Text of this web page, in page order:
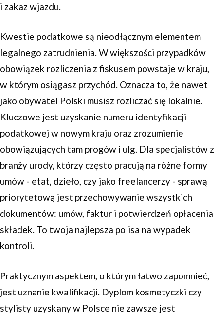
i zakaz wjazdu.
Kwestie podatkowe są nieodłącznym elementem
legalnego zatrudnienia. W większości przypadków
obowiązek rozliczenia z fiskusem powstaje w kraju,
w którym osiągasz przychód. Oznacza to, że nawet
jako obywatel Polski musisz rozliczać się lokalnie.
Kluczowe jest uzyskanie numeru identyfikacji
podatkowej w nowym kraju oraz zrozumienie
obowiązujących tam progów i ulg. Dla specjalistów z
branży urody, którzy często pracują na różne formy
umów - etat, dzieło, czy jako freelancerzy - sprawą
priorytetową jest przechowywanie wszystkich
dokumentów: umów, faktur i potwierdzeń opłacenia
składek. To twoja najlepsza polisa na wypadek
kontroli.
Praktycznym aspektem, o którym łatwo zapomnieć,
jest uznanie kwalifikacji. Dyplom kosmetyczki czy
stylisty uzyskany w Polsce nie zawsze jest